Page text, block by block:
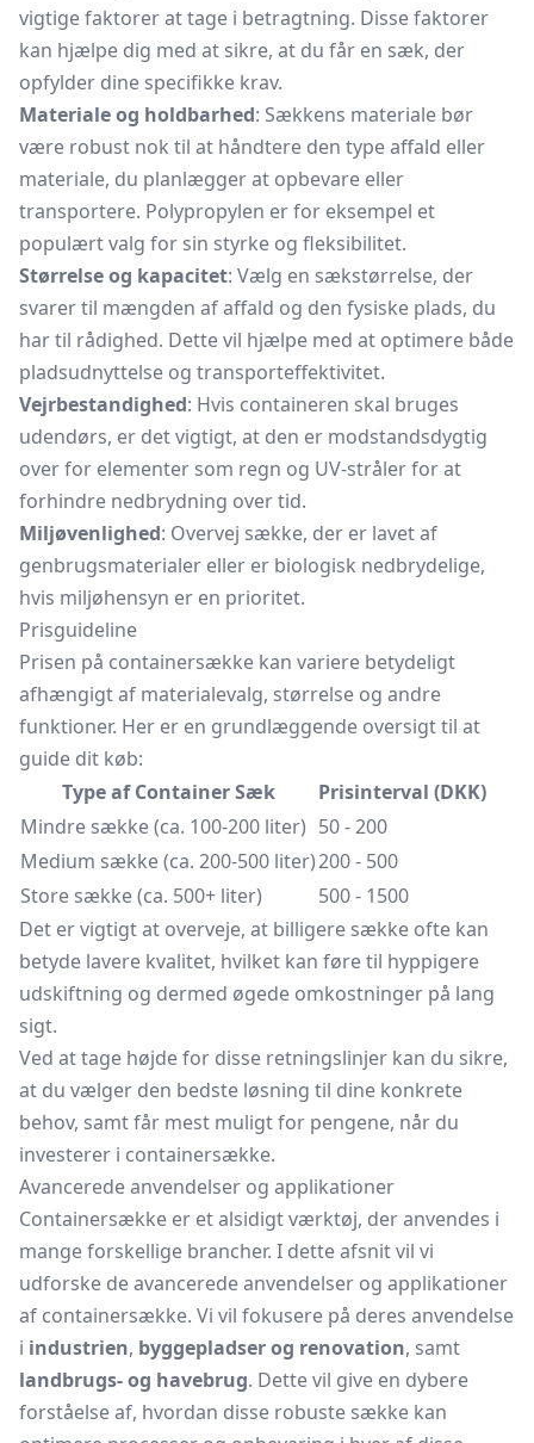
vigtige faktorer at tage i betragtning. Disse faktorer
kan hjælpe dig med at sikre, at du får en sæk, der
opfylder dine specifikke krav.
Materiale og holdbarhed: Sækkens materiale bør
være robust nok til at håndtere den type affald eller
materiale, du planlægger at opbevare eller
transportere. Polypropylen er for eksempel et
populært valg for sin styrke og fleksibilitet.
Størrelse og kapacitet: Vælg en sækstørrelse, der
svarer til mængden af affald og den fysiske plads, du
har til rådighed. Dette vil hjælpe med at optimere både
pladsudnyttelse og transporteffektivitet.
Vejrbestandighed: Hvis containeren skal bruges
udendørs, er det vigtigt, at den er modstandsdygtig
over for elementer som regn og UV-stråler for at
forhindre nedbrydning over tid.
Miljøvenlighed: Overvej sække, der er lavet af
genbrugsmaterialer eller er biologisk nedbrydelige,
hvis miljøhensyn er en prioritet.
Prisguideline
Prisen på containersække kan variere betydeligt
afhængigt af materialevalg, størrelse og andre
funktioner. Her er en grundlæggende oversigt til at
guide dit køb:
Type af Container Sæk
Prisinterval (DKK)
Mindre sække (ca. 100-200 liter) 50 - 200
Medium sække (ca. 200-500 liter)200 - 500
Store sække (ca. 500+ liter)
500 - 1500
Det er vigtigt at overveje, at billigere sække ofte kan
betyde lavere kvalitet, hvilket kan føre til hyppigere
udskiftning og dermed øgede omkostninger på lang
sigt.
Ved at tage højde for disse retningslinjer kan du sikre,
at du vælger den bedste løsning til dine konkrete
behov, samt får mest muligt for pengene, når du
investerer i containersække.
Avancerede anvendelser og applikationer
Containersække er et alsidigt værktøj, der anvendes i
mange forskellige brancher. I dette afsnit vil vi
udforske de avancerede anvendelser og applikationer
af containersække. Vi vil fokusere på deres anvendelse
i industrien, byggepladser og renovation, samt
landbrugs- og havebrug. Dette vil give en dybere
forståelse af, hvordan disse robuste sække kan